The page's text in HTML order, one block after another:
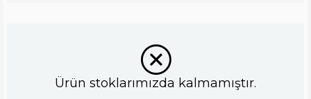
Ürün stoklarımızda kalmamıştır.